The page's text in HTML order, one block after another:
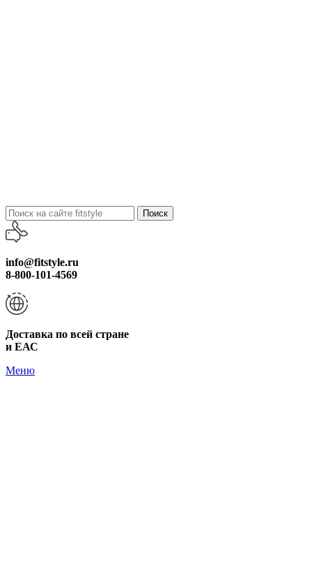
Поиск
info@fitstyle.ru
8-800-101-4569
Доставка по всей стране
и ЕАС
Меню